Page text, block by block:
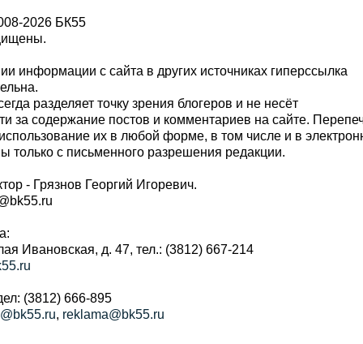
2026 БК55
информации с сайта в других источниках гиперссылка
разделяет точку зрения блогеров и не несёт
за содержание постов и комментариев на сайте.
их в любой форме, в том числе и в
с письменного разрешения редакции.
- Грязнов Георгий Игоревич.
Ивановская, д. 47, тел.: (3812) 667-214
(3812) 666-895
, reklama@bk55.ru